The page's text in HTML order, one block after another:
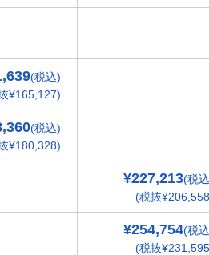
(税込)
¥165,127)
(税込)
¥180,328)
¥227,213(税
(税抜
¥254,754(税
(税抜